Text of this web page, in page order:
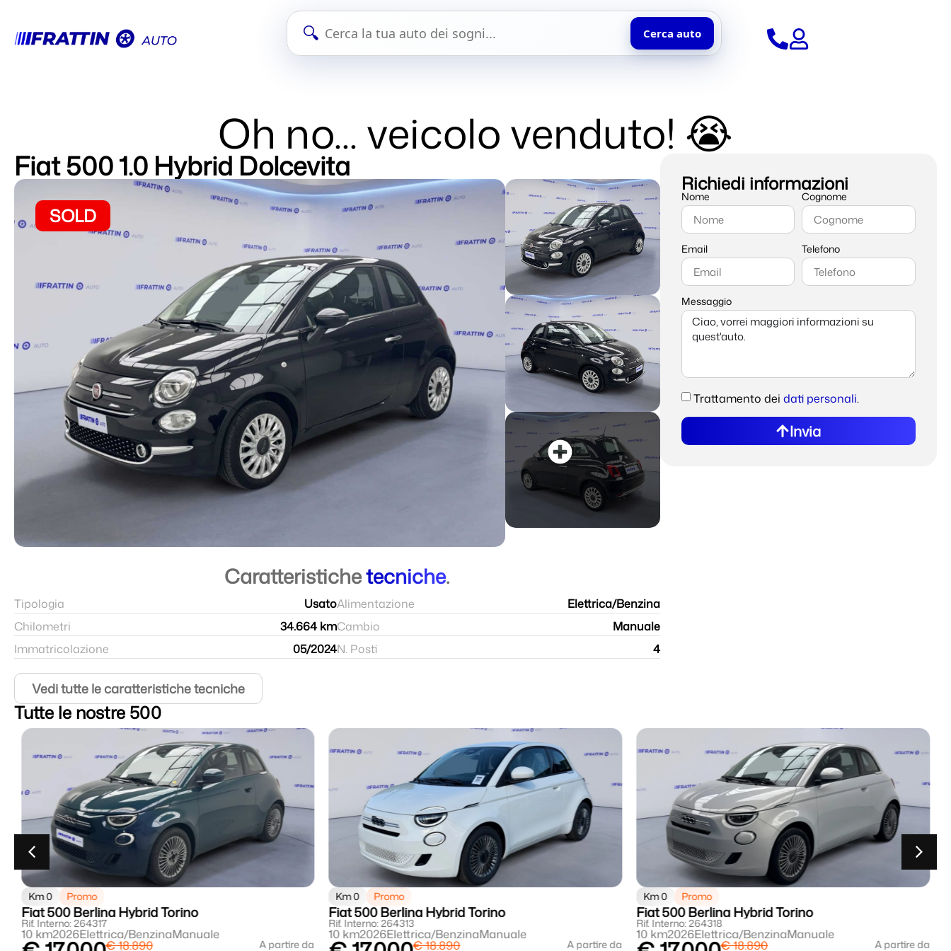
🔍 Cerca auto
Oh no... veicolo venduto! 😭
Fiat 500 1.0 Hybrid Dolcevita
SOLD
Caratteristichetecniche.
Tipologia
Usato
Chilometri
34.664 km
Immatricolazione
05/2024
Alimentazione
Elettrica/Benzina
Cambio
Manuale
N. Posti
4
Vedi tutte le caratteristiche tecniche
Richiedi informazioni
Nome Cognome
Email Telefono
Messaggio
Trattamento dei dati personali.
Invia
Tutte le nostre 500
Km 0 Promo
Fiat 500 Berlina Hybrid Torino
Rif. Interno: 264317
10 km2026Elettrica/BenzinaManuale
€ 18.890 A partire da
Km 0 Promo
Fiat 500 Berlina Hybrid Torino
Rif. Interno: 264313
10 km2026Elettrica/BenzinaManuale
€ 18.890 A partire da
Km 0 Promo
Fiat 500 Berlina Hybrid Torino
Rif. Interno: 264318
10 km2026Elettrica/BenzinaManuale
€ 18.890 A partire da